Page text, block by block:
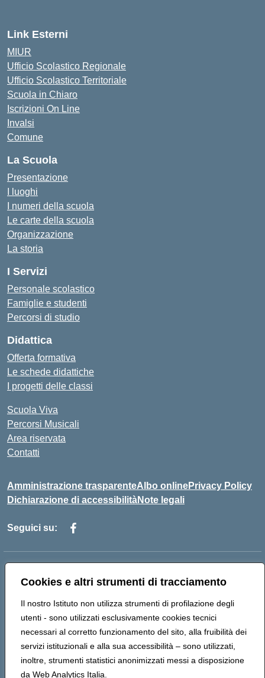
Cookies e altri strumenti di tracciamento
Il nostro Istituto non utilizza strumenti di profilazione degli
utenti - sono utilizzati esclusivamente cookies tecnici
necessari al corretto funzionamento del sito, alla fruibilità dei
servizi istituzionali e alla sua accessibilità – sono utilizzati,
inoltre, strumenti statistici anonimizzati messi a disposizione
da Web Analytics Italia.
Link Esterni
MIUR
Ufficio Scolastico Regionale
Ufficio Scolastico Territoriale
Scuola in Chiaro
Iscrizioni On Line
Invalsi
Comune
La Scuola
Presentazione
I luoghi
I numeri della scuola
Le carte della scuola
Organizzazione
La storia
I Servizi
Personale scolastico
Famiglie e studenti
Percorsi di studio
Didattica
Offerta formativa
Le schede didattiche
I progetti delle classi
Scuola Viva
Percorsi Musicali
Area riservata
Contatti
Amministrazione trasparenteAlbo onlinePrivacy Policy
Dichiarazione di accessibilitàNote legali
Seguici su:
Centralino:089868360 Email:saic857007@istruzione.it
Codice fiscale: 80025860653
Codice meccanografico: SAIC857007